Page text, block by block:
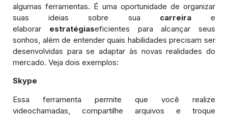
algumas ferramentas. É uma oportunidade de organizar
suas ideias sobre sua carreirae
elaborar estratégiaseficientes para alcançar seus
sonhos, além de entender quais habilidades precisam ser
desenvolvidas para se adaptar às novas realidades do
mercado. Veja dois exemplos:
Skype
Essa ferramenta permite que você realize
videochamadas, compartilhe arquivos e troque